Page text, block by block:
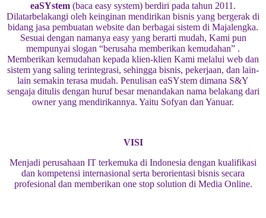
eaSYstem (baca easy system) berdiri pada tahun 2011.
Dilatarbelakangi oleh keinginan mendirikan bisnis yang bergerak di
bidang jasa pembuatan website dan berbagai sistem di Majalengka.
Sesuai dengan namanya easy yang berarti mudah, Kami pun
mempunyai slogan “berusaha memberikan kemudahan” .
Memberikan kemudahan kepada klien-klien Kami melalui web dan
sistem yang saling terintegrasi, sehingga bisnis, pekerjaan, dan lain-
lain semakin terasa mudah. Penulisan eaSYstem dimana S&Y
sengaja ditulis dengan huruf besar menandakan nama belakang dari
owner yang mendirikannya. Yaitu Sofyan dan Yanuar.
VISI
Menjadi perusahaan IT terkemuka di Indonesia dengan kualifikasi
dan kompetensi internasional serta berorientasi bisnis secara
profesional dan memberikan one stop solution di Media Online.